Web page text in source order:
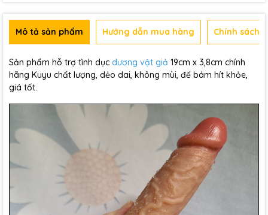
Mô tả sản phẩm Hướng dẫn mua hàng Chính sách
Sản phẩm hỗ trợ tình dục dương vật giả 19cm x 3,8cm chính
hãng Kuyu chất lượng, dẻo dai, không mùi, đế bám hít khỏe,
giá tốt.